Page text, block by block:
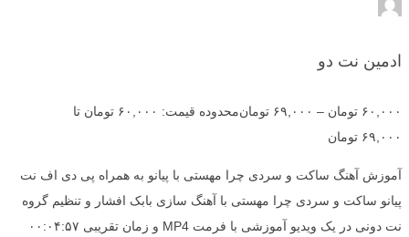
ادمین نت دو
۶۰,۰۰۰ تومان – ۶۹,۰۰۰ تومان
محدوده قیمت: ۶۰,۰۰۰ تومان تا
۶۹,۰۰۰ تومان
آموزش آهنگ ساکت و سردی چرا مهستی با پیانو به همراه پی دی اف نت
پیانو ساکت و سردی چرا مهستی با آهنگ سازی بابک افشار و تنظیم گروه
نت دونی در یک ویدیو آموزشی با فرمت MP4 و زمان تقریبی ۰۰:۰۴:۵۷